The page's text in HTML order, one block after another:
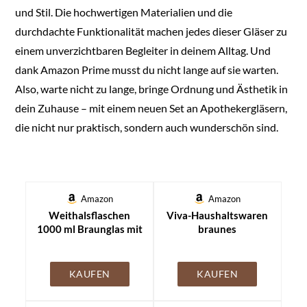
und Stil. Die hochwertigen Materialien und die
durchdachte Funktionalität machen jedes dieser Gläser zu
einem unverzichtbaren Begleiter in deinem Alltag. Und
dank Amazon Prime musst du nicht lange auf sie warten.
Also, warte nicht zu lange, bringe Ordnung und Ästhetik in
dein Zuhause – mit einem neuen Set an Apothekergläsern,
die nicht nur praktisch, sondern auch wunderschön sind.
Amazon
Weithalsflaschen
1000 ml Braunglas mit
lichtgeschützt &
luftdicht –
KAUFEN
Amazon
Viva-Haushaltswaren
braunes
Schraubverschluss &
Etiketten made in
KAUFEN